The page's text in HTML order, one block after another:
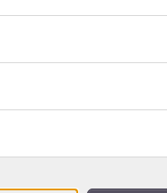
Deutsch 1 A1/1